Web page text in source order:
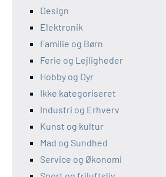
Design
Elektronik
Familie og Børn
Ferie og Lejligheder
Hobby og Dyr
Ikke kategoriseret
Industri og Erhverv
Kunst og kultur
Mad og Sundhed
Service og Økonomi